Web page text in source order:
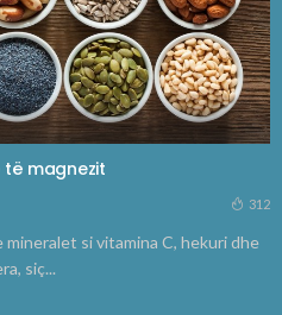
magnezit
312
si vitamina C, hekuri dhe
siç...